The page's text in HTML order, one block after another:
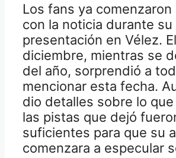
Los fans ya comenzaron
con la noticia durante su
presentación en Vélez.
diciembre, mientras se
del año, sorprendió a
mencionar esta fecha.
dio detalles sobre lo
las pistas que dejó
suficientes para que su
comenzara a especular